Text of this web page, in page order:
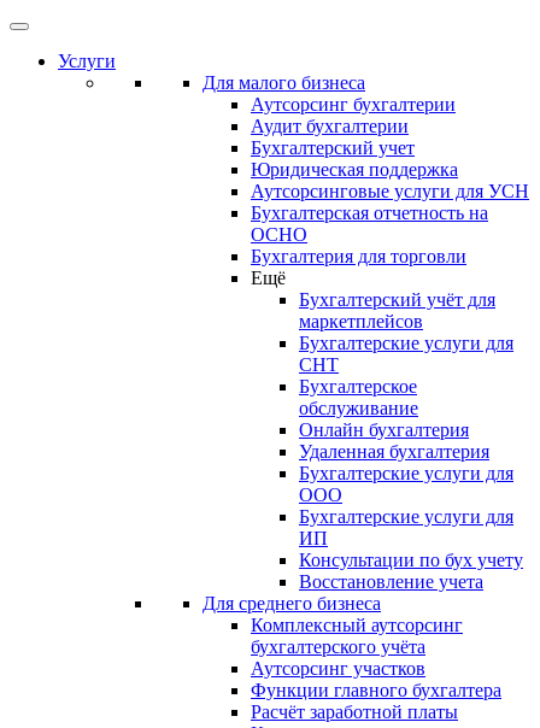
Услуги
Для малого бизнеса
Аутсорсинг бухгалтерии
Аудит бухгалтерии
Бухгалтерский учет
Юридическая поддержка
Аутсорсинговые услуги для УСН
Бухгалтерская отчетность на
ОСНО
Бухгалтерия для торговли
Ещё
Бухгалтерский учёт для
маркетплейсов
Бухгалтерские услуги для
СНТ
Бухгалтерское
обслуживание
Онлайн бухгалтерия
Удаленная бухгалтерия
Бухгалтерские услуги для
ООО
Бухгалтерские услуги для
ИП
Консультации по бух учету
Восстановление учета
Для среднего бизнеса
Комплексный аутсорсинг
бухгалтерского учёта
Аутсорсинг участков
Функции главного бухгалтера
Расчёт заработной платы